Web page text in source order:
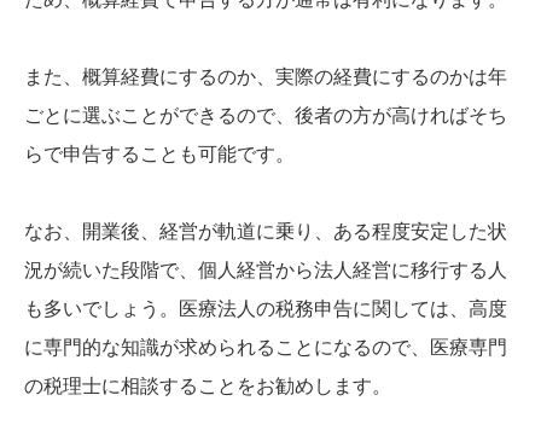
また、概算経費にするのか、実際の経費にするのかは年
ごとに選ぶことができるので、後者の方が高ければそち
らで申告することも可能です。
なお、開業後、経営が軌道に乗り、ある程度安定した状
況が続いた段階で、個人経営から法人経営に移行する人
も多いでしょう。医療法人の税務申告に関しては、高度
に専門的な知識が求められることになるので、医療専門
の税理士に相談することをお勧めします。